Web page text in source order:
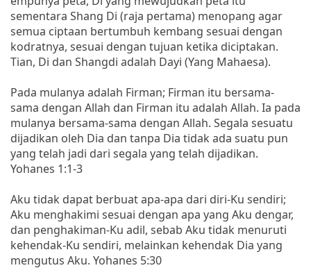
sementara Shang Di (raja pertama) menopang agar
semua ciptaan bertumbuh kembang sesuai dengan
kodratnya, sesuai dengan tujuan ketika diciptakan.
Tian, Di dan Shangdi adalah Dayi (Yang Mahaesa).
Pada mulanya adalah Firman; Firman itu bersama-
sama dengan Allah dan Firman itu adalah Allah. Ia pada
mulanya bersama-sama dengan Allah. Segala sesuatu
dijadikan oleh Dia dan tanpa Dia tidak ada suatu pun
yang telah jadi dari segala yang telah dijadikan.
Yohanes 1:1-3
Aku tidak dapat berbuat apa-apa dari diri-Ku sendiri;
Aku menghakimi sesuai dengan apa yang Aku dengar,
dan penghakiman-Ku adil, sebab Aku tidak menuruti
kehendak-Ku sendiri, melainkan kehendak Dia yang
mengutus Aku. Yohanes 5:30